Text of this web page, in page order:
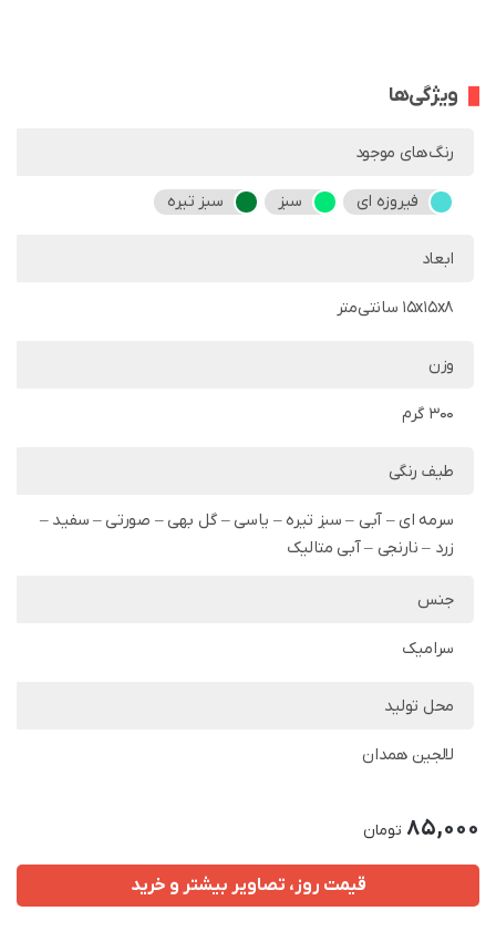
ویژگی‌ها
رنگ‌های موجود
فیروزه ای سبز سبز تیره
ابعاد
15x15x8 سانتی‌متر
وزن
300 گرم
طیف رنگی
سرمه ای – آبی – سبز تیره – یاسی – گل بهی – صورتی – سفید –
زرد – نارنجی – آبی متالیک
جنس
سرامیک
محل تولید
لالجین همدان
85,000 تومان
قیمت روز، تصاویر بیشتر و خرید